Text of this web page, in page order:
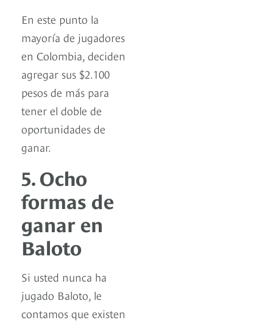
En este punto la
mayoría de jugadores
en Colombia, deciden
agregar sus $2.100
pesos de más para
tener el doble de
oportunidades de
ganar.
5. Ocho
formas de
ganar en
Baloto
Si usted nunca ha
jugado Baloto, le
contamos que existen